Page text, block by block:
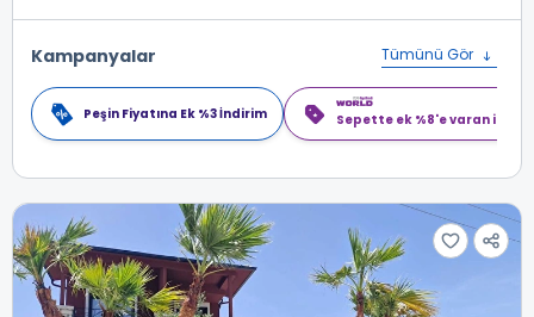
Kampanyalar Tümünü Gör
Peşin Fiyatına Ek %3 İndirim Sepette ek %8'e varan